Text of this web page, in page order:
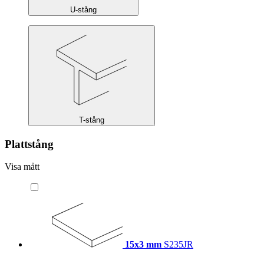
U-stång
T-stång
Plattstång
Visa mått
15x3 mm S235JR